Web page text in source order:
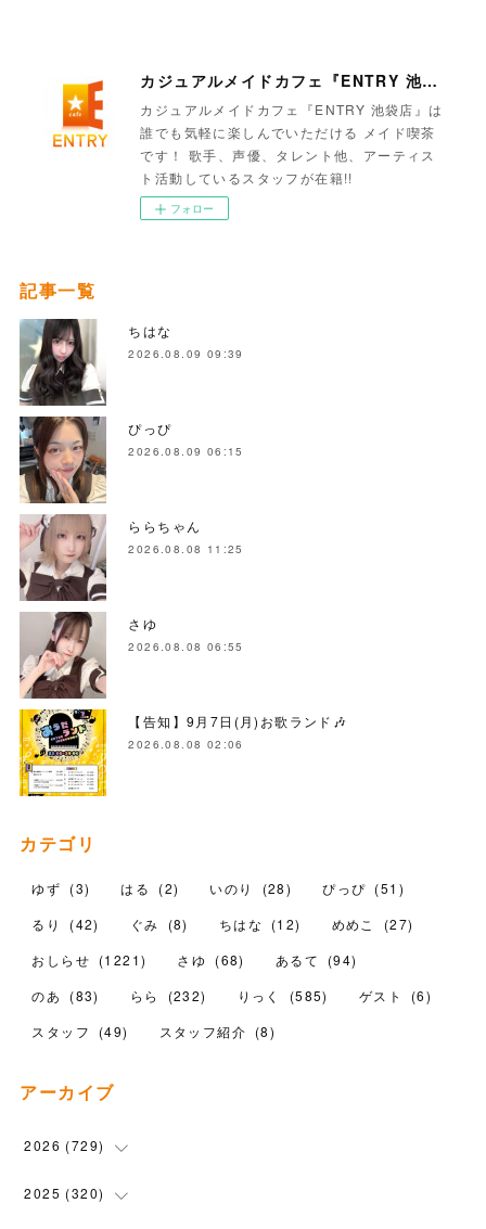
カジュアルメイドカフェ『ENTRY 池袋店』
カジュアルメイドカフェ『ENTRY 池袋店』は
誰でも気軽に楽しんでいただける メイド喫茶
です！ 歌手、声優、タレント他、アーティス
ト活動しているスタッフが在籍!!
フォロー
記事一覧
ちはな
2026.08.09 09:39
ぴっぴ
2026.08.09 06:15
ららちゃん
2026.08.08 11:25
さゆ
2026.08.08 06:55
【告知】9月7日(月)お歌ランド🎶
2026.08.08 02:06
カテゴリ
ゆず (3) はる (2) いのり (28) ぴっぴ (51 )
るり
(42) ぐみ (8) ちはな (12) めめこ (27)
おしらせ (1221) さゆ (68) あるて (94)
のあ
(83) らら (232) りっく (585) ゲスト (6)
スタッフ
(49) スタッフ紹介 (8)
アーカイブ
2026 (729)
(20)
2025 (320)